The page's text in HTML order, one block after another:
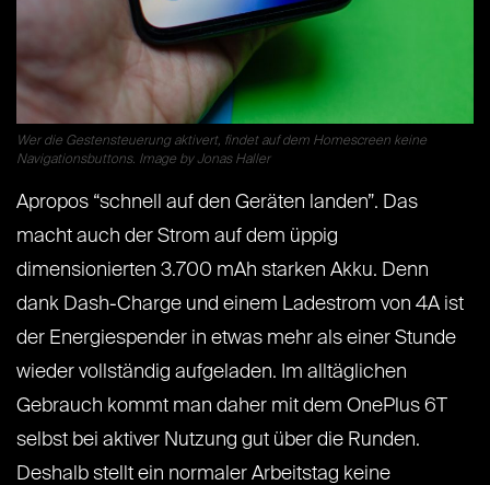
Wer die Gestensteuerung aktivert, findet auf dem Homescreen keine
Navigationsbuttons. Image by Jonas Haller
Apropos “schnell auf den Geräten landen”. Das
macht auch der Strom auf dem üppig
dimensionierten 3.700 mAh starken Akku. Denn
dank Dash-Charge und einem Ladestrom von 4A ist
der Energiespender in etwas mehr als einer Stunde
wieder vollständig aufgeladen. Im alltäglichen
Gebrauch kommt man daher mit dem OnePlus 6T
selbst bei aktiver Nutzung gut über die Runden.
Deshalb stellt ein normaler Arbeitstag keine